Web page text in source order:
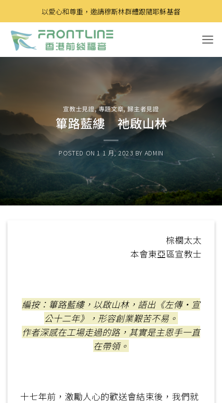
to
content
以愛心和尊重，邀請穆斯林群體跟隨耶穌基督
宣教士見證,專題文章,歸主者見證
篳路藍縷 祂啟山林
POSTED ON 1 1 月, 2023 BY ADMIN
棕櫚太太
本會東亞區宣教士
編按：篳路藍縷，以啟山林，語出《左傳‧宣
公十二年》，形容創業艱苦不易。
作者深感在工場走過的路，其實是主恩手一直
在帶領。
十七年前，激勵人心的歡送會結束後，我們就